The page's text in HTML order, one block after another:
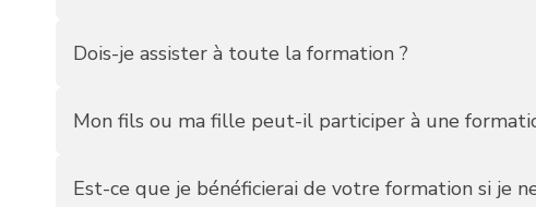
Dois-je assister à toute la formation ?
Mon fils ou ma fille peut-il participer à une
Est-ce que je bénéficierai de votre formation si je